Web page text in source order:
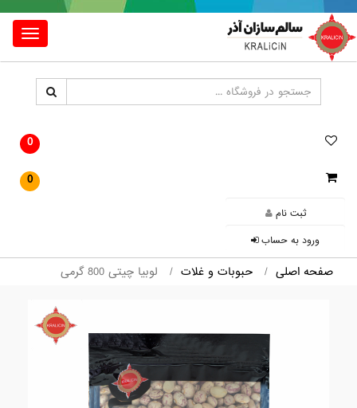
Toggle
0
0
ثبت نام
ورود به حساب
صفحه اصلی حبوبات و غلات لوبیا چیتی 800 گرمی